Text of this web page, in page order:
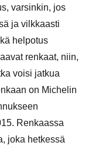
varsinkin, jos
ja vilkkaasti
helpotus
renkaat, niin,
voisi jatkua
on Michelin
Renkaassa
joka hetkessä